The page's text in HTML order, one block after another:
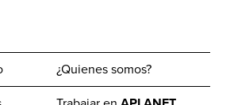
¿Quienes somos?